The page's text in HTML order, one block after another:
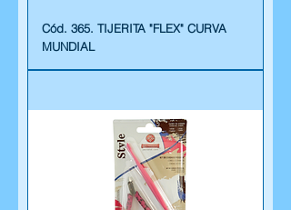
Cód. 365. TIJERITA "FLEX" CURVA
MUNDIAL